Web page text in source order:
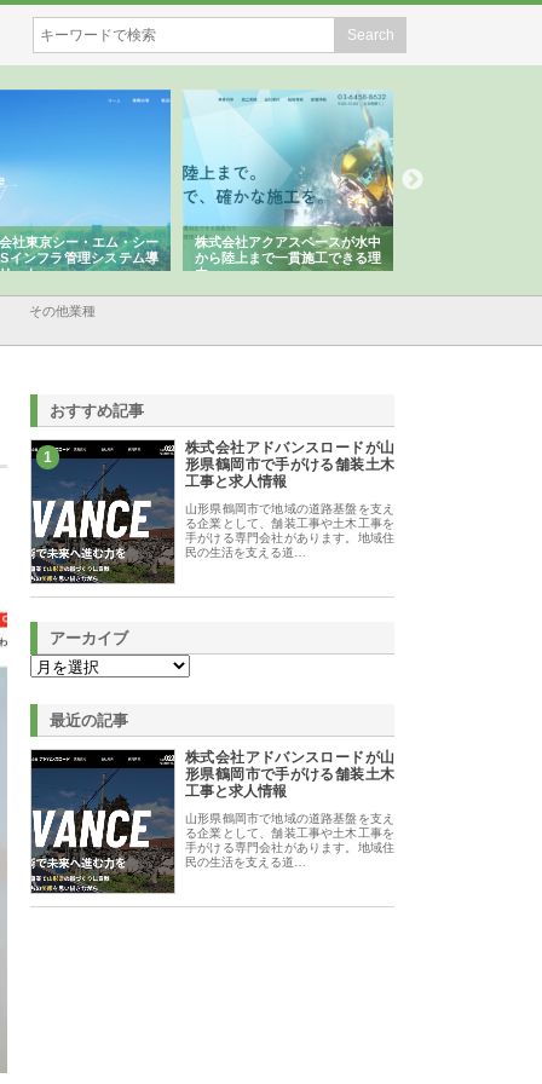
社東京シー・エム・シー
インフラ管理システム導
ット
株式会社アクアスペースが水中
から陸上まで一貫施工できる理
由
その他業種
おすすめ記事
1
株式会社アドバンスロードが山
形県鶴岡市で手がける舗装土木
工事と求人情報
山形県鶴岡市で地域の道路基盤を支え
る企業として、舗装工事や土木工事を
手がける専門会社があります。地域住
民の生活を支える道…
アーカイブ
最近の記事
株式会社アドバンスロードが山
形県鶴岡市で手がける舗装土木
工事と求人情報
山形県鶴岡市で地域の道路基盤を支え
る企業として、舗装工事や土木工事を
手がける専門会社があります。地域住
民の生活を支える道…